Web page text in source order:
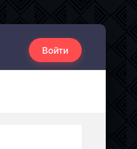
Войти